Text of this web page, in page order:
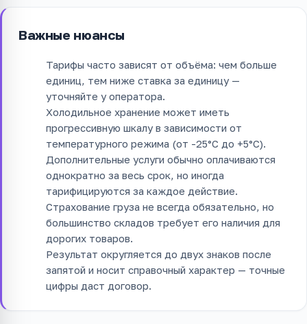
Важные нюансы
Тарифы часто зависят от объёма: чем больше
единиц, тем ниже ставка за единицу —
уточняйте у оператора.
Холодильное хранение может иметь
прогрессивную шкалу в зависимости от
температурного режима (от -25°C до +5°C).
Дополнительные услуги обычно оплачиваются
однократно за весь срок, но иногда
тарифицируются за каждое действие.
Страхование груза не всегда обязательно, но
большинство складов требует его наличия для
дорогих товаров.
Результат округляется до двух знаков после
запятой и носит справочный характер — точные
цифры даст договор.